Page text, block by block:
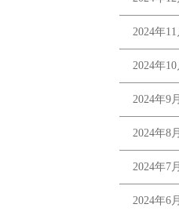
2024年11
2024年10
2024年9月
2024年8月
2024年7月
2024年6月